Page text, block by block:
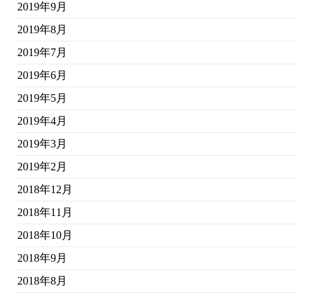
2019年9月
2019年8月
2019年7月
2019年6月
2019年5月
2019年4月
2019年3月
2019年2月
2018年12月
2018年11月
2018年10月
2018年9月
2018年8月